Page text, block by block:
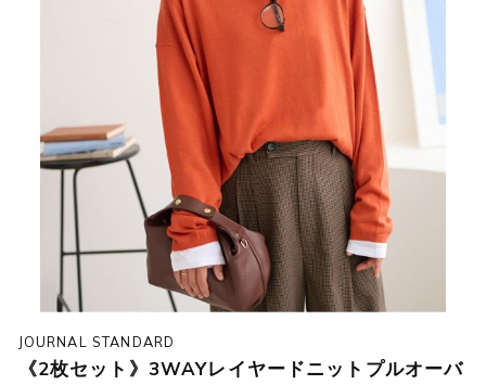
JOURNAL STANDARD
《2枚セット》3WAYレイヤードニットプルオーバ